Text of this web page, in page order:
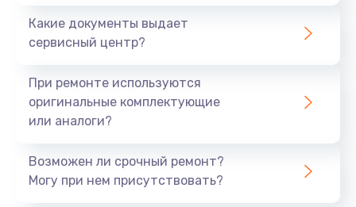
Какие документы выдает
сервисный центр?
При ремонте используются
оригинальные комплектующие
или аналоги?
Возможен ли срочный ремонт?
Могу при нем присутствовать?